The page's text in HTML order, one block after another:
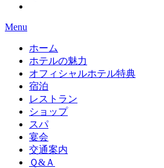
Menu
ホーム
ホテルの魅力
オフィシャルホテル特典
宿泊
レストラン
ショップ
スパ
宴会
交通案内
Ｑ&Ａ